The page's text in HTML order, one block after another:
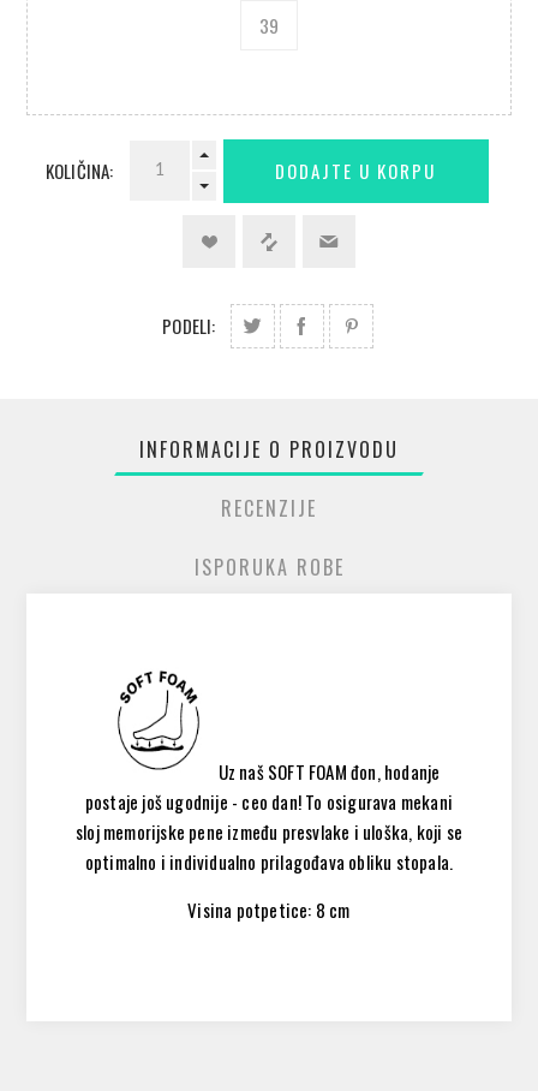
39
KOLIČINA:
PODELI:
INFORMACIJE O PROIZVODU
RECENZIJE
ISPORUKA ROBE
Uz naš SOFT FOAM đon, hodanje
postaje još ugodnije - ceo dan! To osigurava mekani
sloj memorijske pene između presvlake i uloška, ​​koji se
optimalno i individualno prilagođava obliku stopala.
Visina potpetice: 8 cm